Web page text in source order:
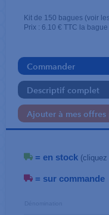
Kit de 150 bagues (voir
Prix : 6.10 € TTC la bague
Commander
Descriptif complet
Ajouter à mes offres
= en stock
= sur commande